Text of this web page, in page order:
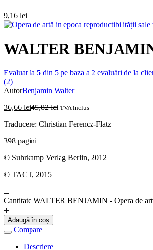
9,16 lei
WALTER
Evaluat la 5 din 5 pe baza a 2 evaluări de la
(2)
AutorBenjamin Walter
36,66 lei45,82lei TVA inclus
Traducere: Christian Ferencz-Flatz
398 pagini
© Suhrkamp Verlag Berlin, 2012
© TACT, 2015
Cantitate WALTER BENJAMIN - Opera de
Adaugă în coș
Compare
Descriere